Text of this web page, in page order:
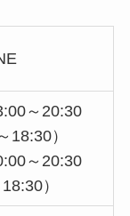
～20:30
18:30）
～20:30
）